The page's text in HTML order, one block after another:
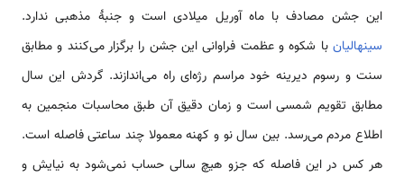
این جشن مصادف با ماه آوریل میلادی است و جنبۀ مذهبی ندارد.
سینهالیان با شکوه و عظمت فراوانی این جشن را برگزار می‌کنند و مطابق
سنت و رسوم دیرینه خود مراسم رژه‌ای راه می‌اندازند. گردش این سال
مطابق تقویم شمسی است و زمان دقیق آن طبق محاسبات منجمین به
اطلاع مردم می‌رسد. بین سال نو و کهنه معمولا چند ساعتی فاصله است.
هر کس در این فاصله که جزو هیچ سالی حساب نمی‌شود به نیایش و